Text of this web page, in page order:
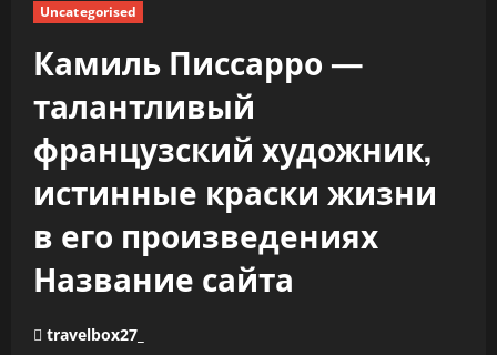
Uncategorised
Камиль Писсарро —
талантливый
французский художник,
истинные краски жизни
в его произведениях
Название сайта
travelbox27_